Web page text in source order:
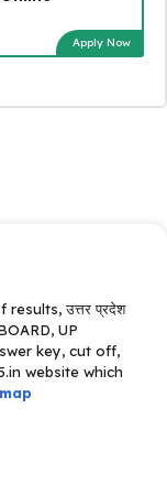
Apply Now
उत्तर प्रदेश
UP
key, cut off,
website which